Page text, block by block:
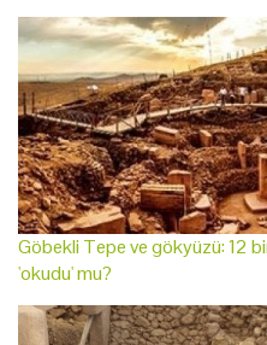
Göbekli Tepe ve gökyüzü: 12 bin
'okudu' mu?